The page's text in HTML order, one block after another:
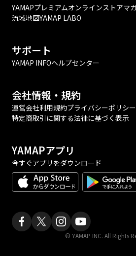
YAMAPプレミアムオンラインストアマ
流域地図YAMAP LABO
サポート
YAMAP INFOヘルプセンター
会社情報・規約
運営会社利用規約プライバシーポリシー
特定商取引に関する法律に基づく表示
YAMAPアプリ
今すぐアプリをダウンロード
© YAMAP INC. All Rights